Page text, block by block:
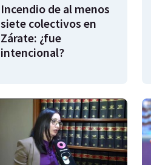
Incendio de al menos
siete colectivos en
Zárate: ¿fue
intencional?